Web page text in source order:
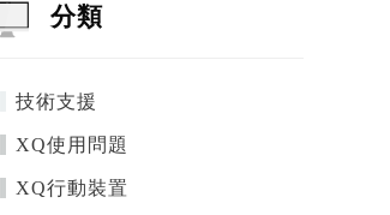
分類
技術支援
XQ使用問題
XQ行動裝置